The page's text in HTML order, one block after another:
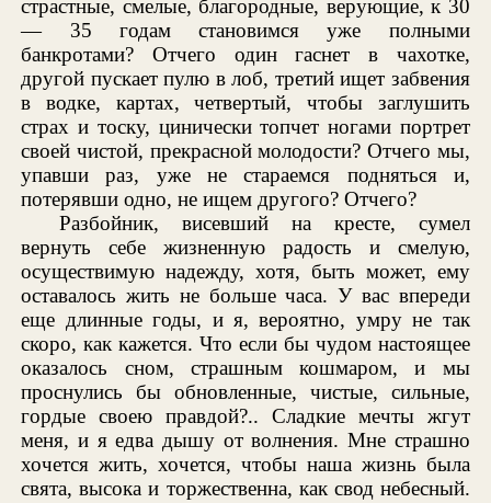
страстные, смелые, благородные, верующие, к 30
— 35 годам становимся уже полными
банкротами? Отчего один гаснет в чахотке,
другой пускает пулю в лоб, третий ищет забвения
в водке, картах, четвертый, чтобы заглушить
страх и тоску, цинически топчет ногами портрет
своей чистой, прекрасной молодости? Отчего мы,
упавши раз, уже не стараемся подняться и,
потерявши одно, не ищем другого? Отчего?
Разбойник, висевший на кресте, сумел
вернуть себе жизненную радость и смелую,
осуществимую надежду, хотя, быть может, ему
оставалось жить не больше часа. У вас впереди
еще длинные годы, и я, вероятно, умру не так
скоро, как кажется. Что если бы чудом настоящее
оказалось сном, страшным кошмаром, и мы
проснулись бы обновленные, чистые, сильные,
гордые своею правдой?.. Сладкие мечты жгут
меня, и я едва дышу от волнения. Мне страшно
хочется жить, хочется, чтобы наша жизнь была
свята, высока и торжественна, как свод небесный.